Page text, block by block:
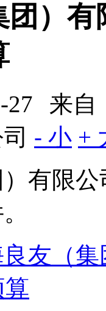
）有
27
来自
- 小 +
）有限
良友（
算